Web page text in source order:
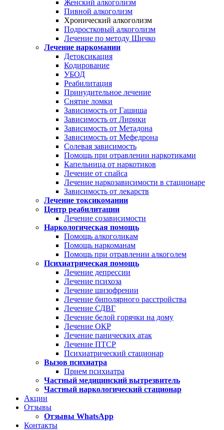
Женский алкоголизм
Пивной алкоголизм
Хронический алкоголизм
Подростковый алкоголизм
Лечение по методу Шичко
Лечение наркомании
Детоксикация
Кодирование
УБОД
Реабилитация
Принудительное лечение
Снятие ломки
Зависимость от Гашиша
Зависимость от Лирики
Зависимость от Метадона
Зависимость от Мефедрона
Солевая зависимость
Помощь при отравлении наркотиками
Капельница от наркотиков
Лечение от спайса
Лечение наркозависимости в стационаре
Зависимость от лекарств
Лечение токсикомании
Центр реабилитации
Лечение созависимости
Наркологическая помощь
Помощь алкоголикам
Помощь наркоманам
Помощь при отравлении алкоголем
Психиатрическая помощь
Лечение депрессии
Лечение психоза
Лечение шизофрении
Лечение биполярного расстройства
Лечение СДВГ
Лечение белой горячки на дому
Лечение ОКР
Лечение панических атак
Лечение ПТСР
Психиатрический стационар
Вызов психиатра
Прием психиатра
Частный медицинский вытрезвитель
Частный наркологический стационар
Акции
Отзывы
Отзывы WhatsApp
Контакты